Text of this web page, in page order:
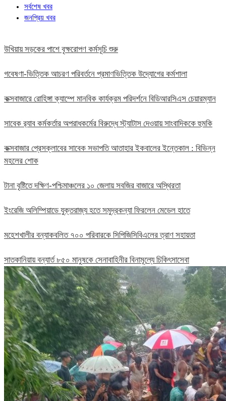
সর্বশেষ খবর
জনপ্রিয় খবর
উখিয়ায় সড়কের পাশে বৃক্ষরোপণ কর্মসূচি শুরু
গবেষণা-ভিত্তিক আচরণ পরিবর্তনে প্রমাণভিত্তিক উদ্যোগের কর্মশালা
কক্সবাজারে রোহিঙ্গা ক্যাম্পে মানবিক কার্যক্রম পরিদর্শনে বিডিআরসিএস চেয়ারম্যান
সাবেক র‍্যাব কর্মকর্তার অপরাধকর্মের বিরুদ্ধে স্ট্যাটাস দেওয়ায় সাংবাদিককে হুমকি
কক্সবাজার প্রেসক্লাবের সাবেক সভাপতি আতাহার ইকবালের ইন্তেকাল : বিভিন্ন
মহলের শোক
টানা বৃষ্টিতে দক্ষিণ-পশ্চিমাঞ্চলের ১০ জেলায় সবজির বাজারে অস্থিরতা
ইংরেজি অলিম্পিয়াডে যুক্তরাজ্য হতে সমুদ্রকন্যা ফিরলেন মেডেল হাতে
মহেশখালীর বন্যাকবলিত ৭০০ পরিবারকে সিপিজিসিবিএলের ত্রাণ সহায়তা
সাতকানিয়ায় বন্যার্ত ৮৫০ মানুষকে সেনাবাহিনীর বিনামূল্যে চিকিৎসাসেবা